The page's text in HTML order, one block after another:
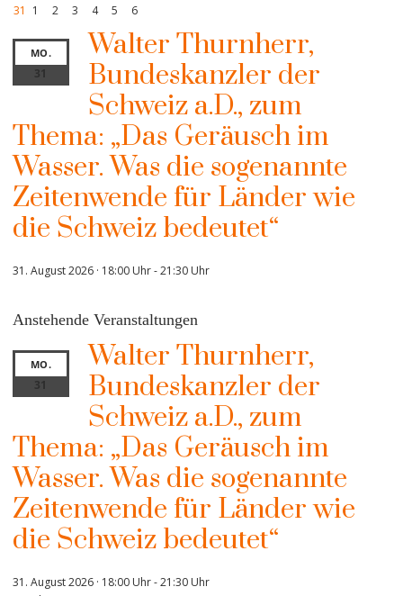
31
1 2 3 4 5 6
MO.
31
Walter Thurnherr,
Bundeskanzler der
Schweiz a.D., zum
Thema: „Das Geräusch im
Wasser. Was die sogenannte
Zeitenwende für Länder wie
die Schweiz bedeutet“
31. August 2026 · 18:00 Uhr-21:30 Uhr
Anstehende Veranstaltungen
MO.
31
Walter Thurnherr,
Bundeskanzler der
Schweiz a.D., zum
Thema: „Das Geräusch im
Wasser. Was die sogenannte
Zeitenwende für Länder wie
die Schweiz bedeutet“
31. August 2026 · 18:00 Uhr-21:30 Uhr